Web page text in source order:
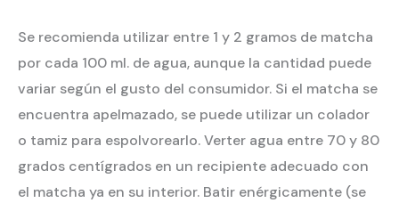
Se recomienda utilizar entre 1 y 2 gramos de matcha
por cada 100 ml. de agua, aunque la cantidad puede
variar según el gusto del consumidor. Si el matcha se
encuentra apelmazado, se puede utilizar un colador
o tamiz para espolvorearlo. Verter agua entre 70 y 80
grados centígrados en un recipiente adecuado con
el matcha ya en su interior. Batir enérgicamente (se